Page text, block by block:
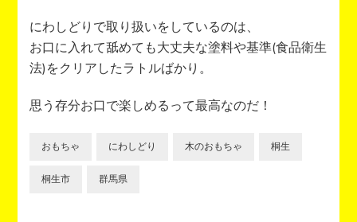
にわしどりで取り扱いをしているのは、
お口に入れて舐めても大丈夫な塗料や基準(食品衛生
法)をクリアしたラトルばかり。
思う存分お口で楽しめるって最高なのだ！
おもちゃ にわしどり 木のおもちゃ 桐生
桐生市 群馬県